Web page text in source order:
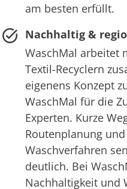
am besten erfüllt.
Nachhaltig &
WaschMal arbeitet
Textil-Recyclern
eigenens Konzept
WaschMal für die
Experten. Kurze
Routenplanung
Waschverfahren
deutlich. Bei
Nachhaltigkeit und